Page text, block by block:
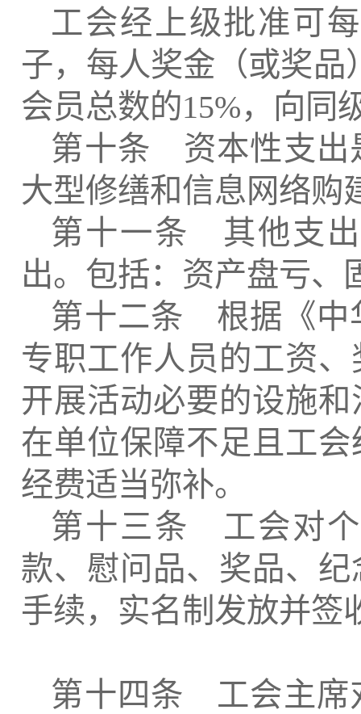
工会经上级批准可
子，每人奖金（或奖品
会员总数的15%，向同
第十条 资本性支出
大型修缮和信息网络购
第十一条 其他支出
出。包括：资产盘亏、
第十二条 根据《中
专职工作人员的工资
开展活动必要的设施
在单位保障不足且工
经费适当弥补。
第十三条 工会对个
款、慰问品、奖品、
手续，实名制发放并签
第十四条 工会主席